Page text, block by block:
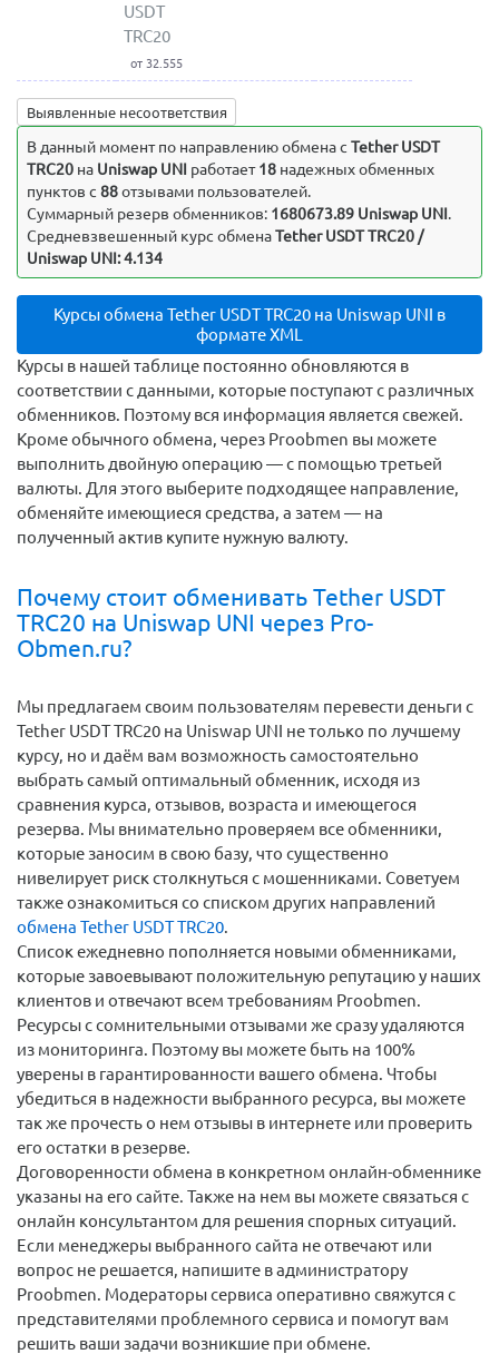
USDT
TRC20
от 32.555
Выявленные несоответствия
В данный момент по направлению обмена c Tether USDT
TRC20на Uniswap UNI работает18надежных обменных
пунктов с 88отзывами пользователей.
Суммарный резерв обменников: 1680673.89 Uniswap UNI.
Средневзвешенный курс обменаTether USDT TRC20 /
Uniswap UNI: 4.134
Курсы обмена Tether USDT TRC20 на Uniswap UNI в
формате XML
Курсы в нашей таблице постоянно обновляются в
соответствии с данными, которые поступают с различных
обменников. Поэтому вся информация является свежей.
Кроме обычного обмена, через Proobmen вы можете
выполнить двойную операцию — с помощью третьей
валюты. Для этого выберите подходящее направление,
обменяйте имеющиеся средства, а затем — на
полученный актив купите нужную валюту.
Почему стоит обменивать Tether USDT
TRC20 на Uniswap UNI через Pro-
Obmen.ru?
Мы предлагаем своим пользователям перевести деньги c
Tether USDT TRC20 на Uniswap UNI не только по лучшему
курсу, но и даём вам возможность самостоятельно
выбрать самый оптимальный обменник, исходя из
сравнения курса, отзывов, возраста и имеющегося
резерва. Мы внимательно проверяем все обменники,
которые заносим в свою базу, что существенно
нивелирует риск столкнуться с мошенниками. Советуем
также ознакомиться со списком других направлений
обмена Tether USDT TRC20.
Список ежедневно пополняется новыми обменниками,
которые завоевывают положительную репутацию у наших
клиентов и отвечают всем требованиям Proobmen.
Ресурсы с сомнительными отзывами же сразу удаляются
из мониторинга. Поэтому вы можете быть на 100%
уверены в гарантированности вашего обмена. Чтобы
убедиться в надежности выбранного ресурса, вы можете
так же прочесть о нем отзывы в интернете или проверить
его остатки в резерве.
Договоренности обмена в конкретном онлайн-обменнике
указаны на его сайте. Также на нем вы можете связаться с
онлайн консультантом для решения спорных ситуаций.
Если менеджеры выбранного сайта не отвечают или
вопрос не решается, напишите в администратору
Proobmen. Модераторы сервиса оперативно свяжутся с
представителями проблемного сервиса и помогут вам
решить ваши задачи возникшие при обмене.